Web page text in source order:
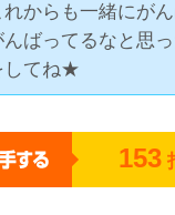
れからも一緒にがん
んばってるなと思
してね★
153